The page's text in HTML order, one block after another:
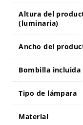
Altura del
(luminaria)
Ancho del
Bombilla incluida
Tipo de lámpara
Material